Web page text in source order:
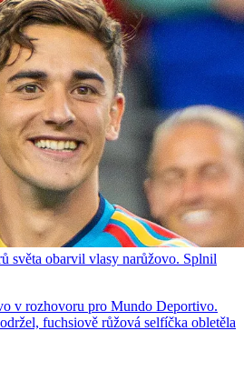
světa obarvil vlasy narůžovo. Splnil
v rozhovoru pro Mundo Deportivo.
fuchsiově růžová selfíčka obletěla